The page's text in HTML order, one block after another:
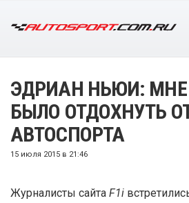
ЭДРИАН НЬЮИ:
БЫЛО ОТДОХНУТЬ
АВТОСПОРТА
15 июля 2015 в 21:46
Журналисты сайта F1i